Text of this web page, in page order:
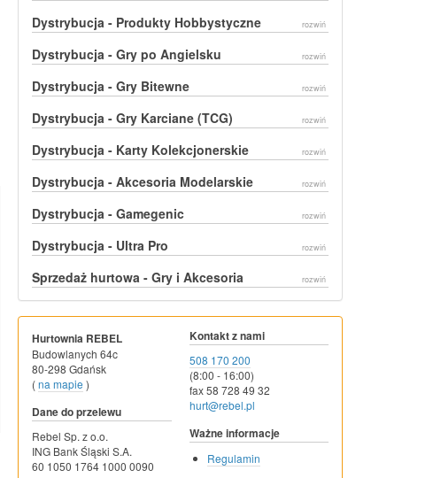
Dystrybucja - Produkty Hobbystyczne rozwiń
Dystrybucja - Gry po Angielsku rozwiń
Dystrybucja - Gry Bitewne rozwiń
Dystrybucja - Gry Karciane (TCG) rozwiń
Dystrybucja - Karty Kolekcjonerskie rozwiń
Dystrybucja - Akcesoria Modelarskie rozwiń
Dystrybucja - Gamegenic rozwiń
Dystrybucja - Ultra Pro rozwiń
Sprzedaż hurtowa - Gry i Akcesoria rozwiń
Hurtownia REBEL
Budowlanych 64c
80-298 Gdańsk
(na mapie )
Dane do przelewu
Rebel Sp. z o.o.
ING Bank Śląski S.A.
60 1050 1764 1000 0090
Kontakt z nami
508 170 200
(8:00 - 16:00)
fax 58 728 49 32
hurt@rebel.pl
Ważne informacje
Regulamin